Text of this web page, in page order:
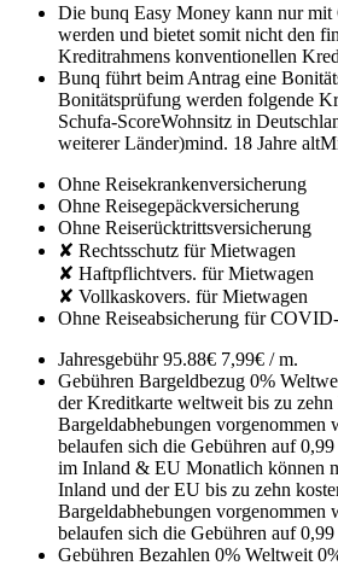
Die bunq Easy Money kann nur mit
werden und bietet somit nicht den
Kreditrahmens konventionellen
Bunq führt beim Antrag eine
Bonitätsprüfung werden folgende
Schufa-ScoreWohnsitz in
weiterer Länder)mind. 18 Jahre alt
Ohne Reisekrankenversicherung
Ohne Reisegepäckversicherung
Ohne Reiserücktrittsversicherung
✘ Rechtsschutz für Mietwagen
✘ Haftpflichtvers. für Mietwagen
✘ Vollkaskovers. für Mietwagen
Ohne Reiseabsicherung für
Jahresgebühr 95.88€ 7,99€ / m.
Gebühren Bargeldbezug 0%
der Kreditkarte weltweit bis zu zehn
Bargeldabhebungen vorgenommen
belaufen sich die Gebühren auf
im Inland & EU Monatlich können
Inland und der EU bis zu zehn
Bargeldabhebungen vorgenommen
belaufen sich die Gebühren auf
Gebühren Bezahlen 0% Weltweit